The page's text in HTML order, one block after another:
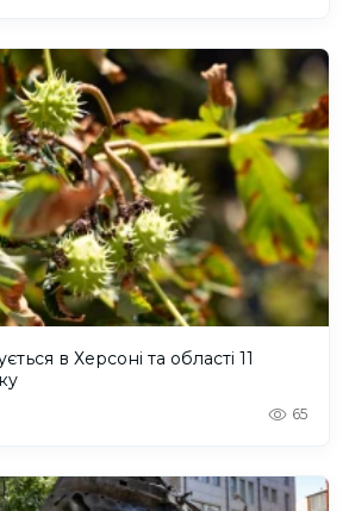
в Херсоні та області 11
65